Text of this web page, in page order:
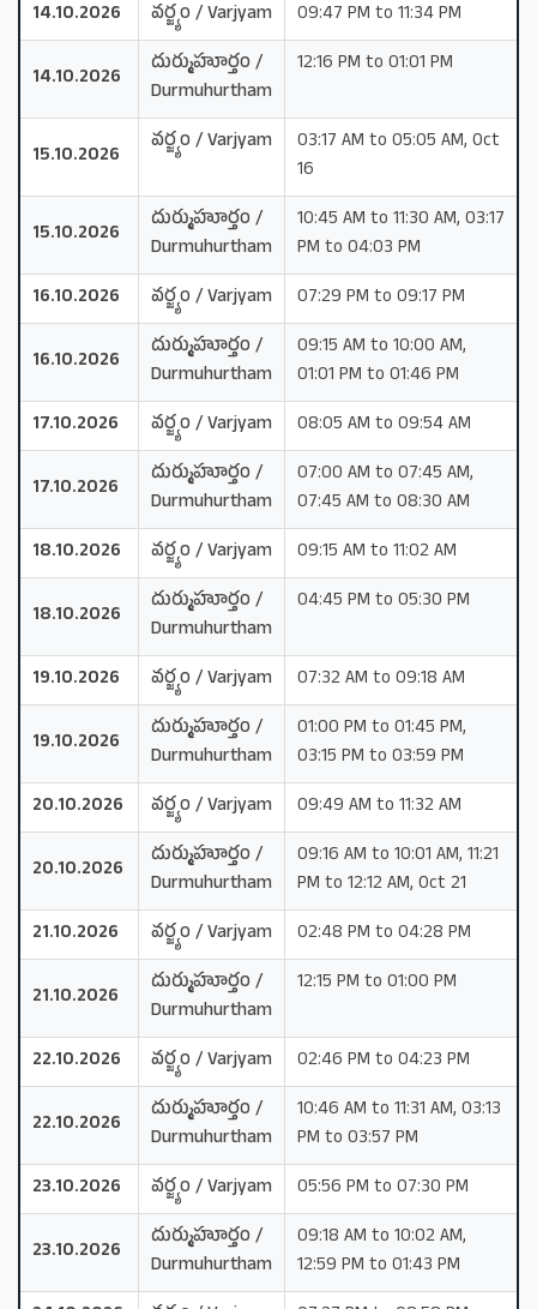
14.10.2026
వర్జ్యం / Varjyam 09:47 PM to 11:34 PM
14.10.2026
దుర్ముహూర్తం /
Durmuhurtham
12:16 PM to 01:01 PM
15.10.2026
వర్జ్యం / Varjyam
03:17 AM to 05:05 AM, Oct
16
15.10.2026
దుర్ముహూర్తం /
Durmuhurtham
10:45 AM to 11:30 AM, 03:17
PM to 04:03 PM
16.10.2026
వర్జ్యం / Varjyam 07:29 PM to 09:17 PM
16.10.2026
దుర్ముహూర్తం /
Durmuhurtham
09:15 AM to 10:00 AM,
01:01 PM to 01:46 PM
17.10.2026
వర్జ్యం / Varjyam 08:05 AM to 09:54 AM
17.10.2026
దుర్ముహూర్తం /
Durmuhurtham
07:00 AM to 07:45 AM,
07:45 AM to 08:30 AM
18.10.2026
వర్జ్యం / Varjyam 09:15 AM to 11:02 AM
18.10.2026
దుర్ముహూర్తం /
Durmuhurtham
04:45 PM to 05:30 PM
19.10.2026 వర్జ్యం / Varjyam 07:32 AM to 09:18 AM
19.10.2026
దుర్ముహూర్తం /
Durmuhurtham
01:00 PM to 01:45 PM,
03:15 PM to 03:59 PM
20.10.2026
వర్జ్యం / Varjyam 09:49 AM to 11:32 AM
20.10.2026
దుర్ముహూర్తం /
Durmuhurtham
09:16 AM to 10:01 AM, 11:21
PM to 12:12 AM, Oct 21
21.10.2026
వర్జ్యం / Varjyam 02:48 PM to 04:28 PM
21.10.2026
దుర్ముహూర్తం /
Durmuhurtham
12:15 PM to 01:00 PM
22.10.2026 వర్జ్యం / Varjyam 02:46 PM to 04:23 PM
22.10.2026
దుర్ముహూర్తం /
Durmuhurtham
10:46 AM to 11:31 AM, 03:13
PM to 03:57 PM
23.10.2026
వర్జ్యం / Varjyam 05:56 PM to 07:30 PM
23.10.2026
దుర్ముహూర్తం /
Durmuhurtham
09:18 AM to 10:02 AM,
12:59 PM to 01:43 PM